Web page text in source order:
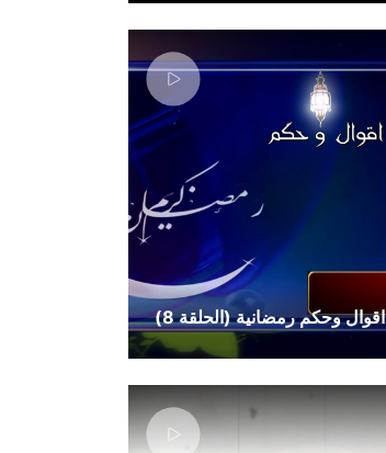
اقوال وحكم رمضانية (الحلقة 8)